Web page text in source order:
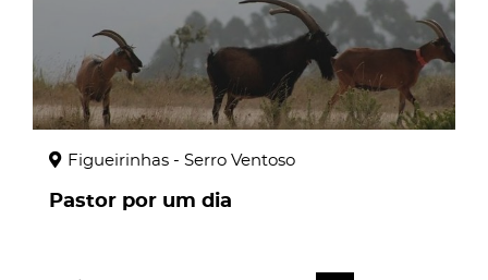
Figueirinhas - Serro Ventoso
Pastor por um dia